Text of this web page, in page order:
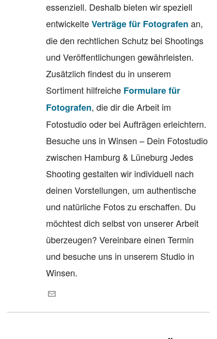
essenziell. Deshalb bieten wir speziell
entwickelteVerträge für Fotografen an,
die den rechtlichen Schutz bei Shootings
und Veröffentlichungen gewährleisten.
Zusätzlich findest du in unserem
Sortiment hilfreiche Formulare für
Fotografen, die dir die Arbeit im
Fotostudio oder bei Aufträgen erleichtern.
Besuche uns in Winsen – Dein Fotostudio
zwischen Hamburg & Lüneburg Jedes
Shooting gestalten wir individuell nach
deinen Vorstellungen, um authentische
und natürliche Fotos zu erschaffen. Du
möchtest dich selbst von unserer Arbeit
überzeugen? Vereinbare einen Termin
und besuche uns in unserem Studio in
Winsen.